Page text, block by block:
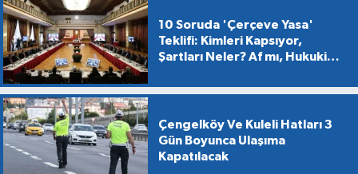
10 Soruda 'Çerçeve Yasa'
Teklifi: Kimleri Kapsıyor,
Şartları Neler? Af mı, Hukuki
Çengelköy Ve Kuleli Hatları 3
Gün Boyunca Ulaşıma
Kapatılacak